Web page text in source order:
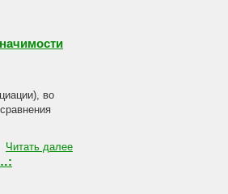
во
Читать далее